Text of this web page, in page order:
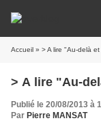
Accueil » > A lire "Au-delà
> A lire "Au-
Publié le 20/08/2013 à
Par Pierre MANSAT